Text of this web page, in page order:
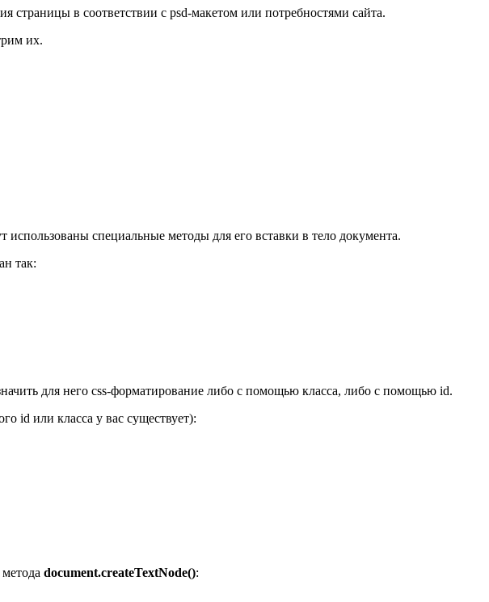
страницы в соответствии с psd-макетом или потребностями сайта.
их.
использованы специальные методы для его вставки в тело документа.
так:
для него css-форматирование либо с помощью класса, либо с помощью id.
id или класса у вас существует):
document.createTextNode():